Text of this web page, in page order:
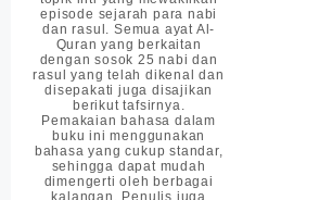
episode sejarah para nabi
dan rasul. Semua ayat Al-
Quran yang berkaitan
dengan sosok 25 nabi dan
rasul yang telah dikenal dan
disepakati juga disajikan
berikut tafsirnya.
Pemakaian bahasa dalam
buku ini menggunakan
bahasa yang cukup standar,
sehingga dapat mudah
dimengerti oleh berbagai
kalangan. Penulis juga